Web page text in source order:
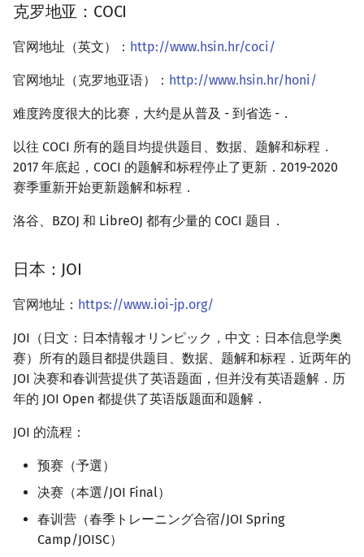
克罗地亚：COCI
官网地址（英文）： http://www.hsin.hr/coci/
官网地址（克罗地亚语）： http://www.hsin.hr/honi/
难度跨度很大的比赛，大约是从普及 - 到省选 -．
以往 COCI 所有的题目均提供题目、数据、题解和标程．
2017 年底起，COCI 的题解和标程停止了更新．2019-2020
赛季重新开始更新题解和标程．
洛谷、BZOJ 和 LibreOJ 都有少量的 COCI 题目．
日本：JOI
官网地址： https://www.ioi-jp.org/
JOI（日文：日本情報オリンピック，中文：日本信息学奥
赛）所有的题目都提供题目、数据、题解和标程．近两年的
JOI 决赛和春训营提供了英语题面，但并没有英语题解．历
年的 JOI Open 都提供了英语版题面和题解．
JOI 的流程：
预赛（予選）
决赛（本選/JOI Final）
春训营（春季トレーニング合宿/JOI Spring
Camp/JOISC）